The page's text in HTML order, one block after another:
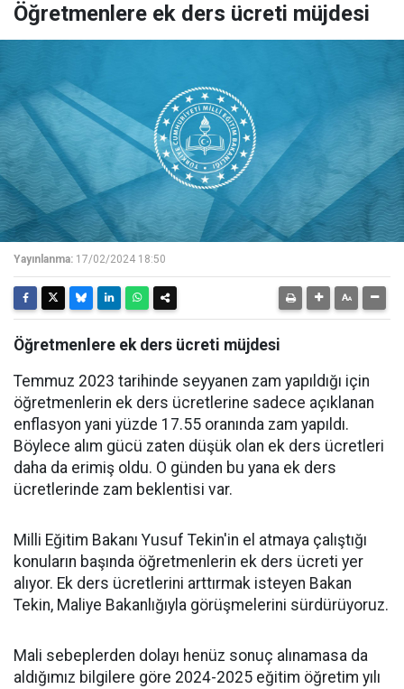
Öğretmenlere ek ders ücreti müjdesi
Yayınlanma: 17/02/2024 18:50
Öğretmenlere ek ders ücreti müjdesi
Temmuz 2023 tarihinde seyyanen zam yapıldığı için
öğretmenlerin ek ders ücretlerine sadece açıklanan
enflasyon yani yüzde 17.55 oranında zam yapıldı.
Böylece alım gücü zaten düşük olan ek ders ücretleri
daha da erimiş oldu. O günden bu yana ek ders
ücretlerinde zam beklentisi var.
Milli Eğitim Bakanı Yusuf Tekin'in el atmaya çalıştığı
konuların başında öğretmenlerin ek ders ücreti yer
alıyor. Ek ders ücretlerini arttırmak isteyen Bakan
Tekin, Maliye Bakanlığıyla görüşmelerini sürdürüyoruz.
Mali sebeplerden dolayı henüz sonuç alınamasa da
aldığımız bilgilere göre 2024-2025 eğitim öğretim yılı